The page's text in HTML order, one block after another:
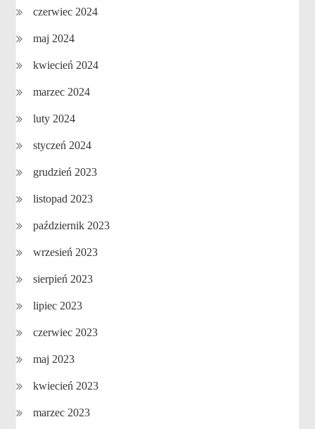
czerwiec 2024
maj 2024
kwiecień 2024
marzec 2024
luty 2024
styczeń 2024
grudzień 2023
listopad 2023
październik 2023
wrzesień 2023
sierpień 2023
lipiec 2023
czerwiec 2023
maj 2023
kwiecień 2023
marzec 2023